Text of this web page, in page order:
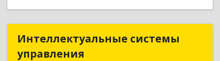
Интеллектуальные системы
управления
Интеллектуальные системы